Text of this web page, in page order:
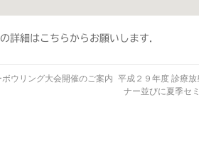
の詳細はこちらからお願いします．
ウリング大会開催のご案内 平成２９年度 診療
ナー並びに夏季セ